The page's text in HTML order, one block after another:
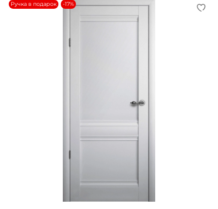
Ручка в подарок -17%